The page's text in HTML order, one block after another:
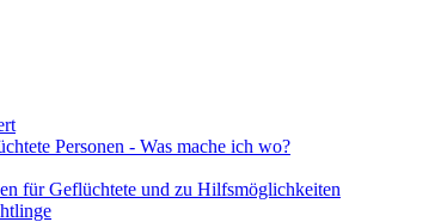
Personen - Was mache ich wo?
für Geflüchtete und zu Hilfsmöglichkeiten